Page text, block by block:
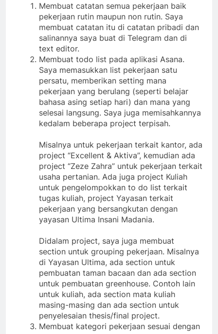
Membuat catatan semua pekerjaan baik
pekerjaan rutin maupun non rutin. Saya
membuat catatan itu di catatan pribadi dan
salinannya saya buat di Telegram dan di
text editor.
Membuat todo list pada aplikasi Asana.
Saya memasukkan list pekerjaan satu
persatu, memberikan setting mana
pekerjaan yang berulang (seperti belajar
bahasa asing setiap hari) dan mana yang
selesai langsung. Saya juga memisahkannya
kedalam beberapa project terpisah.
Misalnya untuk pekerjaan terkait kantor, ada
project “Excellent & Aktiva”, kemudian ada
project “Zeze Zahra” untuk pekerjaan terkait
usaha pertanian. Ada juga project Kuliah
untuk pengelompokkan to do list terkait
tugas kuliah, project Yayasan terkait
pekerjaan yang bersangkutan dengan
yayasan Ultima Insani Madania.
Didalam project, saya juga membuat
section untuk grouping pekerjaan. Misalnya
di Yayasan Ultima, ada section untuk
pembuatan taman bacaan dan ada section
untuk pembuatan greenhouse. Contoh lain
untuk kuliah, ada section mata kuliah
masing-masing dan ada section untuk
penyelesaian thesis/final project.
Membuat kategori pekerjaan sesuai dengan